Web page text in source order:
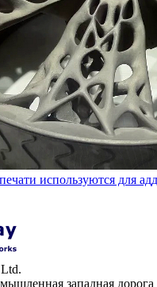
используются для
западная дорога